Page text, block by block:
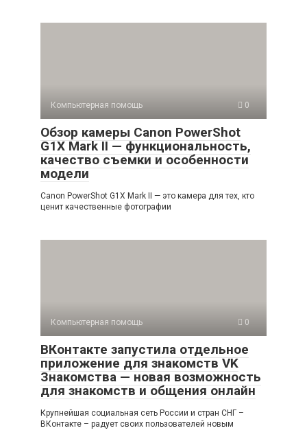
Компьютерная помощь 0
Обзор камеры Canon PowerShot
G1X Mark II — функциональность,
качество съемки и особенности
модели
Canon PowerShot G1X Mark II — это камера для тех, кто
ценит качественные фотографии
Компьютерная помощь 0
ВКонтакте запустила отдельное
приложение для знакомств VK
Знакомства — новая возможность
для знакомств и общения онлайн
Крупнейшая социальная сеть России и стран СНГ –
ВКонтакте – радует своих пользователей новым